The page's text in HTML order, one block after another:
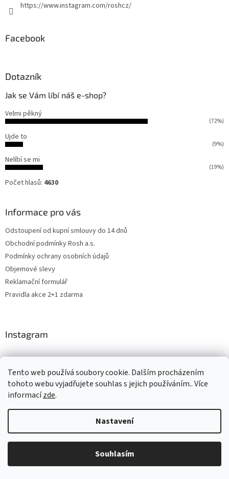
Tento web používá soubory cookie. Dalším procházením
tohoto webu vyjadřujete souhlas s jejich používáním.. Více
informacízde.
Nastavení
Souhlasím
https://www.instagram.com/roshcz/
Facebook
Dotazník
Jak se Vám líbí náš e-shop?
Velmi pěkný
(72%)
Ujde to
(9%)
Nelíbí se mi
(19%)
Počet hlasů: 4630
Informace pro vás
Odstoupení od kupní smlouvy do 14 dnů
Obchodní podmínky Rosh a.s.
Podmínky ochrany osobních údajů
Objemové slevy
Reklamační formulář
Pravidla akce 2+1 zdarma
Instagram
Levne4you.cz CARDAMON Online Magazín
Vytvořil Shoptet
ROSH.cz. Všechna práva vyhrazena.